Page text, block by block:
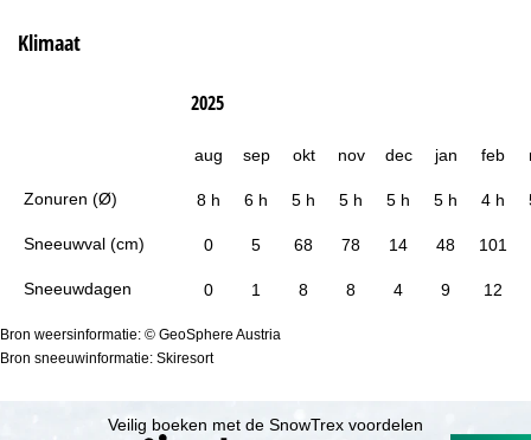
Klimaat
Zonuren (Ø)
Sneeuwval (cm)
Sneeuwdagen
2025
aug sep okt nov dec jan feb
8 h 6 h 5 h 5 h 5 h 5 h 4 h
0 5 68 78 14 48 101
0 1 8 8 4 9 12
Bron weersinformatie: © GeoSphere Austria
Bron sneeuwinformatie: Skiresort
Veilig boeken met de SnowTrex voordelen